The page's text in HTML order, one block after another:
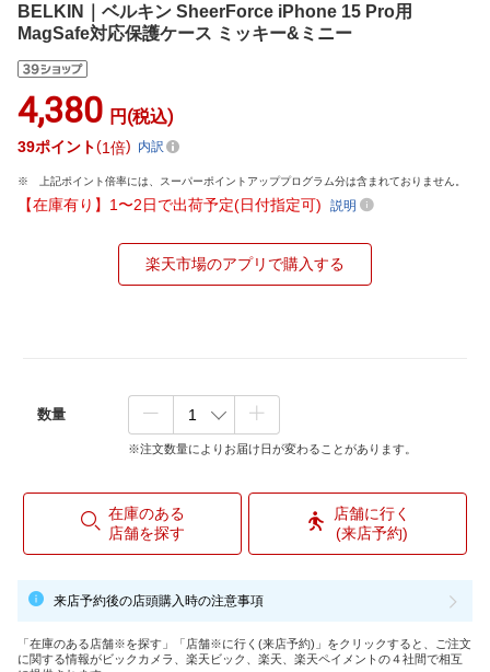
BELKIN｜ベルキン SheerForce iPhone 15 Pro用
MagSafe対応保護ケース ミッキー&ミニー
4,380 円(税込)
39ポイント 1倍 内訳
上記ポイント倍率には、スーパーポイントアッププログラム分は含まれておりません。
【在庫有り】1〜2日で出荷予定(日付指定可) 説明
楽天市場のアプリで購入する
数量
※注文数量によりお届け日が変わることがあります。
在庫のある
店舗を探す
店舗に行く
(来店予約)
来店予約後の店頭購入時の注意事項
「在庫のある店舗※を探す」「店舗※に行く(来店予約)」をクリックすると、ご注文
に関する情報がビックカメラ、楽天ビック、楽天、楽天ペイメントの４社間で相互